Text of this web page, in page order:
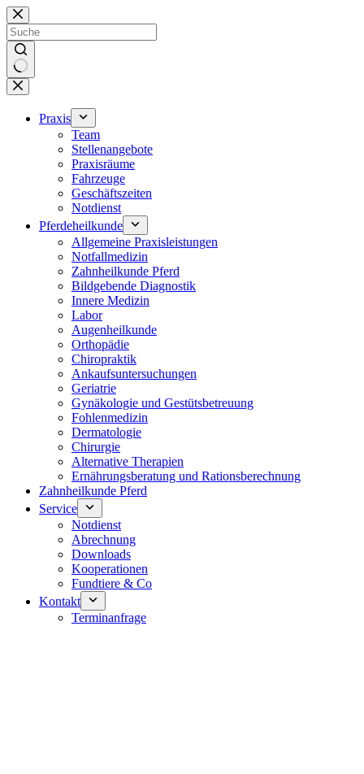
Zum
Inhalt
springen
Keine
Ergebnisse
Praxis
Team
Stellenangebote
Praxisräume
Fahrzeuge
Geschäftszeiten
Notdienst
Pferdeheilkunde
Allgemeine Praxisleistungen
Notfallmedizin
Zahnheilkunde Pferd
Bildgebende Diagnostik
Innere Medizin
Labor
Augenheilkunde
Orthopädie
Chiropraktik
Ankaufsuntersuchungen
Geriatrie
Gynäkologie und Gestütsbetreuung
Fohlenmedizin
Dermatologie
Chirurgie
Alternative Therapien
Ernährungsberatung und Rationsberechnung
Zahnheilkunde Pferd
Service
Notdienst
Abrechnung
Downloads
Kooperationen
Fundtiere & Co
Kontakt
Terminanfrage